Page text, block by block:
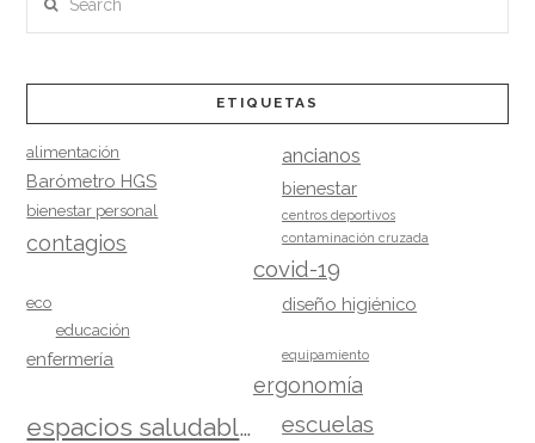
ETIQUETAS
alimentación ancianos
Barómetro HGS bienestar
bienestar personal centros deportivos
contagios contaminación cruzada
covid-19
diseño higiénico
eco
educación
enfermería equipamiento
ergonomía
escuelas
espacios saludables